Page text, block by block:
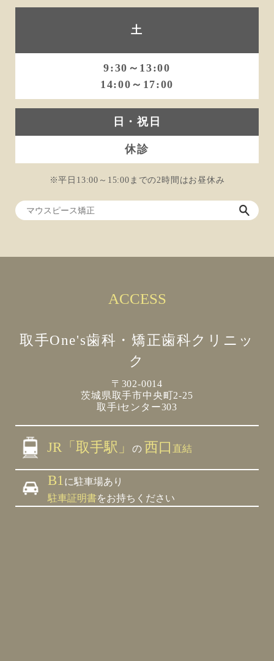
土
9:30～13:00
14:00～17:00
日・祝日
休診
※平日13:00～15:00までの2時間はお昼休み
ACCESS
取手One's歯科・矯正歯科クリニッ
ク
〒302-0014
茨城県取手市中央町2-25
取手iセンター303
JR「取手駅」 の 西口 直結
B1に駐車場あり
駐車証明書をお持ちください